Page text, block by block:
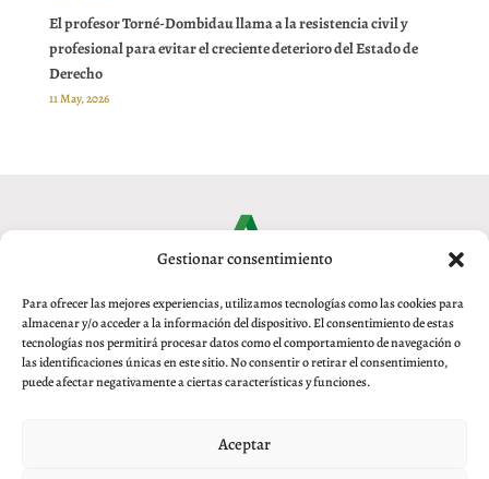
Gestionar consentimiento
Para ofrecer las mejores experiencias, utilizamos tecnologías como las cookies para
almacenar y/o acceder a la información del dispositivo. El consentimiento de estas
tecnologías nos permitirá procesar datos como el comportamiento de navegación o
las identificaciones únicas en este sitio. No consentir o retirar el consentimiento,
puede afectar negativamente a ciertas características y funciones.
Aceptar
El profesor Torné-Dombidau llama a la resistencia civil y
profesional para evitar el creciente deterioro del Estado de
Derecho
11 May, 2026
© 2017 Real Academia de Jurisprudencia y